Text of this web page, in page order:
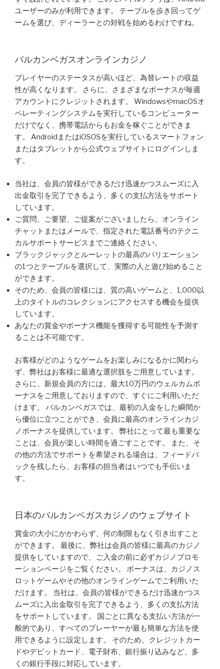
ユーザーのみが利用できます。 テーブルを歩き回ってゲ
ームを選び、ディーラーとの対戦を始めるわけですね。
バルカンベガスオンラインカジノ
プレイヤーのステータスが高いほど、為替レートの収益
性が高くなります。 さらに、さまざまなボーナスが毎週
アカウントにクレジットされます。 WindowsやmacOSオ
ペレーティングシステムを実行しているコンピューター
だけでなく、携帯電話からもお金を稼ぐことができま
す。 AndroidまたはiOSOSを実行しているスマートフォン
またはタブレットから公式ウェブサイトにログインしま
す。
当社は、会員の皆様ができるだけ迅速かつスムーズに入
出金取引を完了できるよう、多くの支払方法をサポート
しています。
ご質問、ご要望、ご提案がございましたら、オンライン
チャットまたはメールで、指定された電話番号のテクニ
カルサポートサービスまでご連絡ください。
ブラックジャックとルーレットの最高のバリエーション
の1つとテーブルを選択して、実際の人と遊び始めること
ができます。
そのため、会員の皆様には、質の高いゲームと、1,000以
上のタイトルのコレクションにアクセスする機会を提供
しています。
あなたの賞金やボーナス機能を獲得する可能性を予測す
ることは不可能です。
お客様がどのようなゲームをお楽しみになるかに関わら
ず、弊社はお客様に最適な選択肢をご用意しています。
さらに、新規会員の方には、最大10万円のウェルカムボ
ーナスをご用意しておりますので、すぐにご利用いただ
けます。 バルカンベガスでは、最初の入金をした瞬間か
ら優位に立つことができ、会員に最高のオンラインカジ
ノボーナスを提供しています。 弊社にとって最も重要な
ことは、会員が楽しい時間を過ごすことです。 また、そ
の他の方法でサポートを希望される場合は、フィードバ
ックを残したら、お客様の担当者はいつでも手伝いま
す。
日本のバルカンベガスカジノのウェブサイト
賞金の大小にかかわらず、何の制限もなく引き出すこと
ができます。 最後に、弊社は会員の皆様に最高のカジノ
提供をしていますので、ご入金の前に必ずカジノプロモ
ーションページをご覧ください。 ボーナスは、カジノス
ロットゲームやその他のオンラインゲームでご利用いた
だけます。 当社は、会員の皆様ができるだけ迅速かつス
ムーズに入出金取引を完了できるよう、多くの支払方法
をサポートしています。 国ごとに異なる支払い方法が一
般的であり、すべてのプレーヤーが最も簡単な方法を使
用できるように設定します。 そのため、クレジットカー
ドやデビットカード、電子財布、銀行振り込みなど、多
くの銀行手段に対応しています。